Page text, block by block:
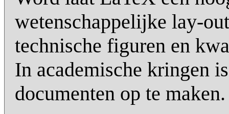
wetenschappelijke lay-
technische figuren en
In academische kringen
documenten op te maken.